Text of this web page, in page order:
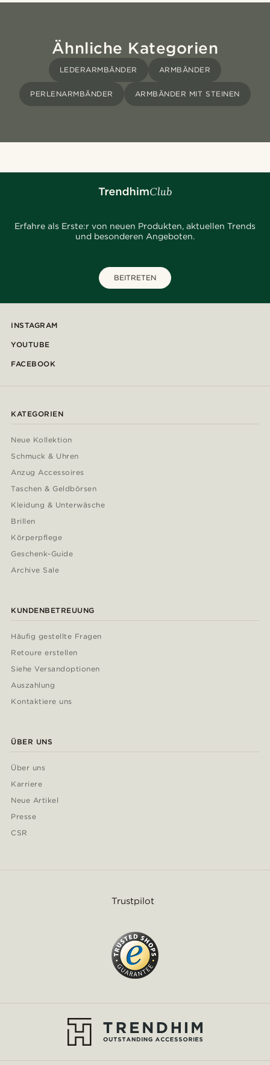
Ähnliche Kategorien
LEDERARMBÄNDER ARMBÄNDER
PERLENARMBÄNDER ARMBÄNDER MIT STEINEN
Erfahre als Erste:r von neuen Produkten, aktuellen Trends
und besonderen Angeboten.
BEITRETEN
INSTAGRAM
YOUTUBE
FACEBOOK
KATEGORIEN
Neue Kollektion
Schmuck & Uhren
Anzug Accessoires
Taschen & Geldbörsen
Kleidung & Unterwäsche
Brillen
Körperpflege
Geschenk-Guide
Archive Sale
KUNDENBETREUUNG
Häufig gestellte Fragen
Retoure erstellen
Siehe Versandoptionen
Auszahlung
Kontaktiere uns
ÜBER UNS
Über uns
Karriere
Neue Artikel
Presse
CSR
Trustpilot